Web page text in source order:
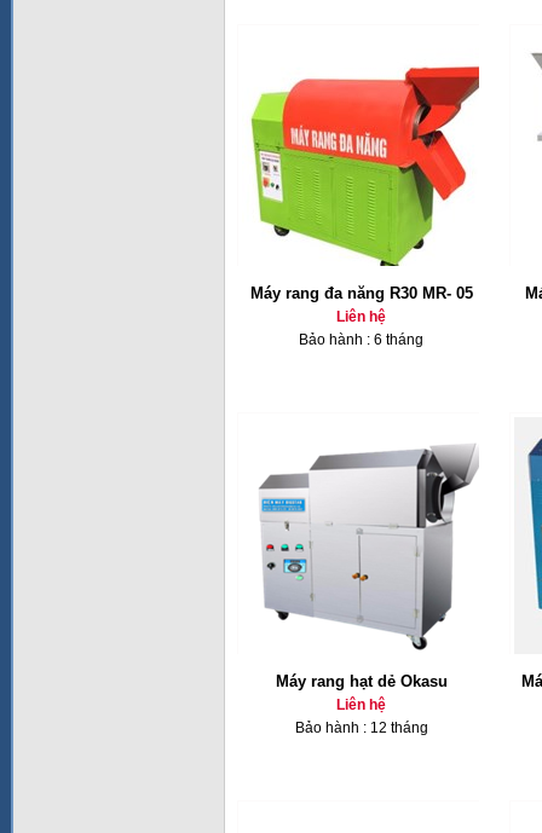
Máy rang đa năng R30 MR- 05
Liên hệ
Bảo hành : 6 tháng
Máy rang hạt dẻ Okasu
Liên hệ
Bảo hành : 12 tháng